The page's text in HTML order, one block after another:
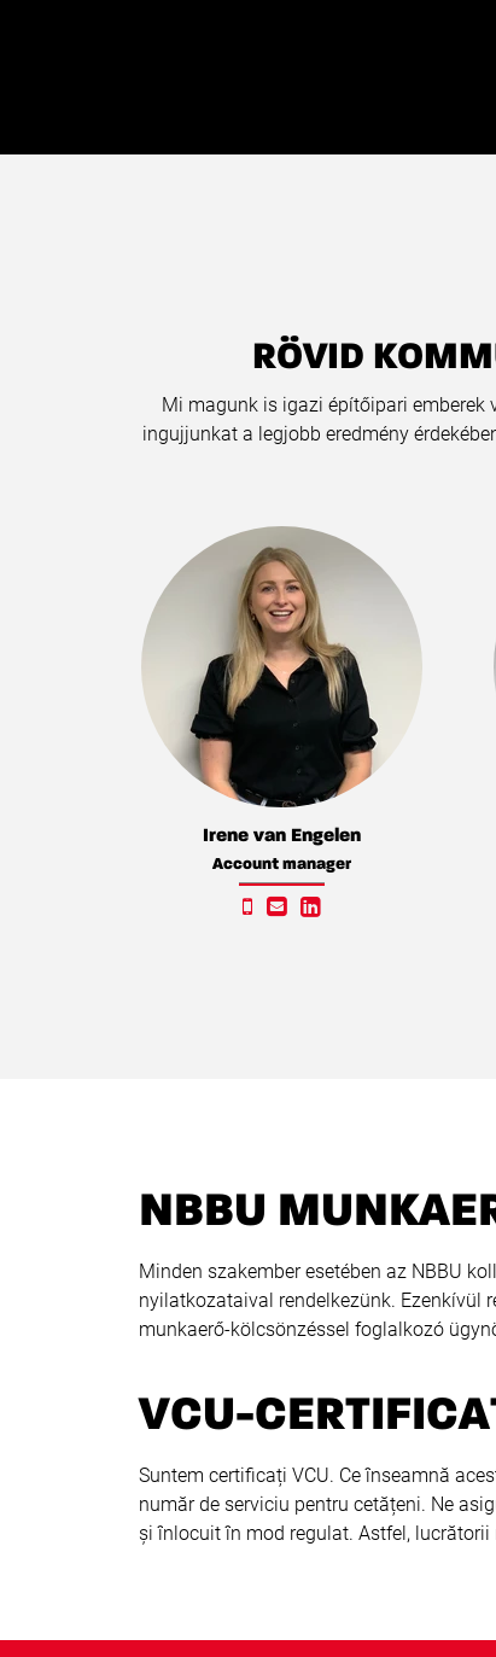
RÖVID
Mi magunk is igazi építőipari emberek
ingujjunkat a legjobb eredmény
Irene van Engelen
Account manager
NBBU
Minden szakember esetében az NBBU
nyilatkozataival rendelkezünk. Ezenkívül
munkaerő-kölcsönzéssel foglalkozó
VCU-
Suntem certificați VCU. Ce înseamnă
număr de serviciu pentru cetățeni. Ne
și înlocuit în mod regulat. Astfel,